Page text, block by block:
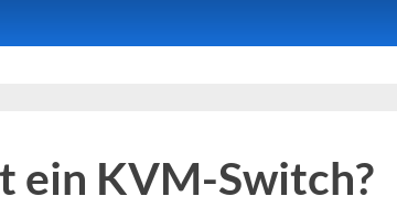
ein KVM-Switch?